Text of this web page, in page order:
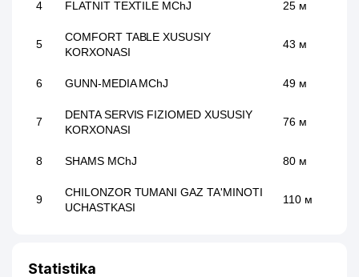
4 FLATNIT TEXTILE MChJ 25 м
5
COMFORT TABLE XUSUSIY
KORXONASI
43 м
6 GUNN-MEDIA MChJ 49 м
7
DENTA SERVIS FIZIOMED XUSUSIY
KORXONASI
76 м
8 SHAMS MChJ 80 м
9
CHILONZOR TUMANI GAZ TA'MINOTI
UCHASTKASI
110 м
KM SUBSYSTEMS XUSUSIY
Statistika